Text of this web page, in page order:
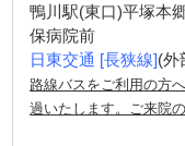
鴨川駅(東口)平塚本
保病院前
日東交通 [長狭線](外
路線バスをご利用の方
過いたします。ご来院